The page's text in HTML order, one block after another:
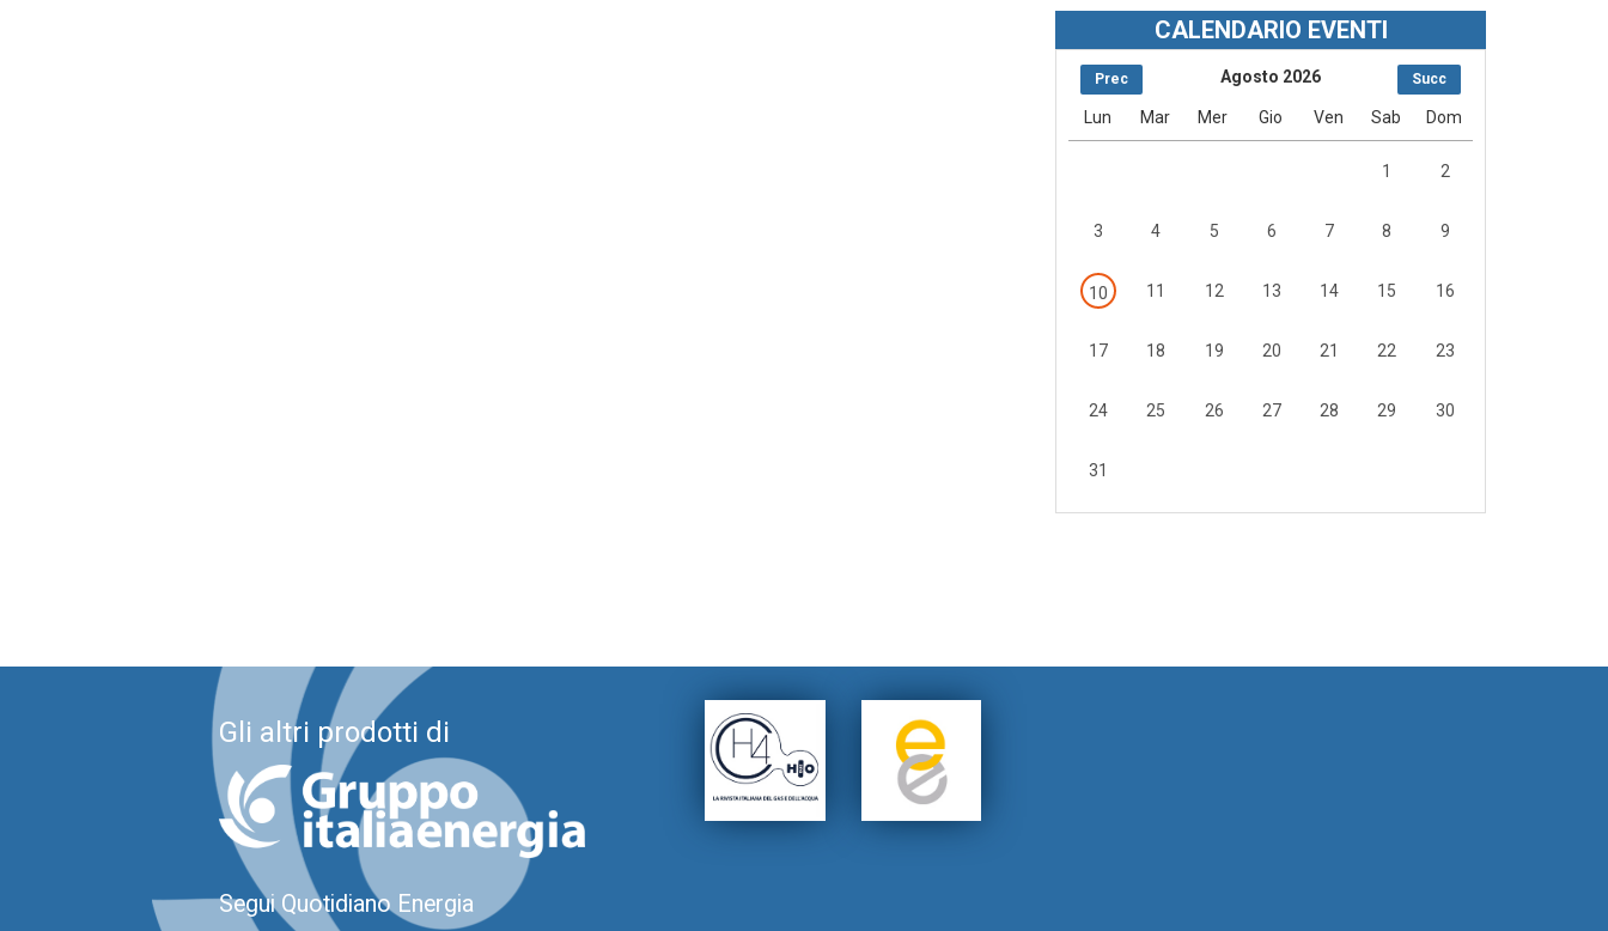
CALENDARIO EVENTI
Prec Succ
Agosto 2026
Lun Mar Mer Gio Ven Sab Dom
1 2
3 4 5 6 7 8 9
10 11 12 13 14 15 16
17 18 19 20 21 22 23
24 25 26 27 28 29 30
31
Gli altri prodotti di
Segui Quotidiano Energia